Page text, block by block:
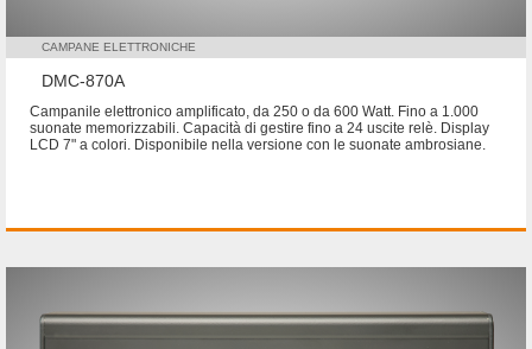
CAMPANE ELETTRONICHE
DMC-870A
Campanile elettronico amplificato, da 250 o da 600 Watt. Fino a 1.000
suonate memorizzabili. Capacità di gestire fino a 24 uscite relè. Display
LCD 7" a colori. Disponibile nella versione con le suonate ambrosiane.